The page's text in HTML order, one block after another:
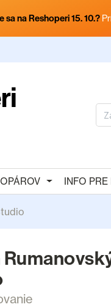
sa na Reshoperi 15. 10.?
INFO